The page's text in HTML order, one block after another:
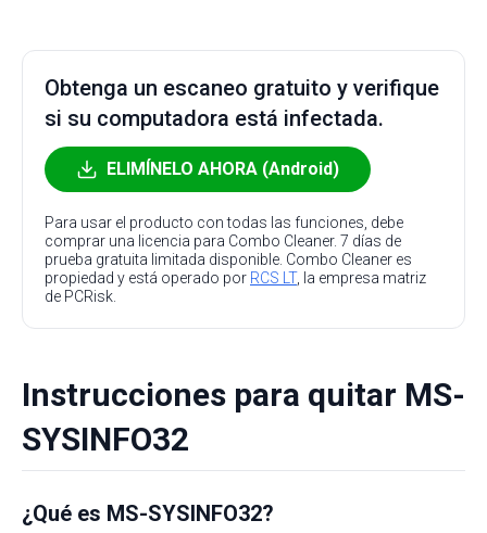
Obtenga un escaneo gratuito y verifique
si su computadora está infectada.
ELIMÍNELO AHORA (Android)
Para usar el producto con todas las funciones, debe
comprar una licencia para Combo Cleaner. 7 días de
prueba gratuita limitada disponible. Combo Cleaner es
propiedad y está operado por RCS LT, la empresa matriz
de PCRisk.
Instrucciones para quitar MS-
SYSINFO32
¿Qué es MS-SYSINFO32?